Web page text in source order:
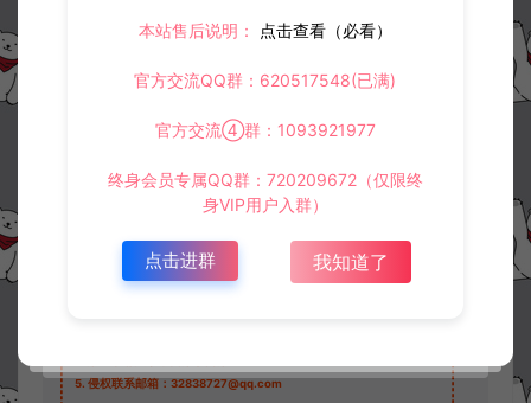
收藏 (0) 打赏 点赞 (
©版权免责声明
若您需要商业运营或用于其他商业活动，请您购买正版授权并合法
如果本站有侵犯、不妥之处的资源，请在网站右边客服联系我们。
5. 侵权联系邮箱：32838727@qq.com
本站售后说明： 点击查看（必看）
官方交流QQ群：620517548(已满)
官方交流④群：1093921977
终身会员专属QQ群：720209672（仅限终
身VIP用户入群）
点击进群 我知道了